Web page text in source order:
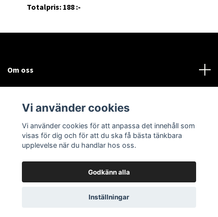
Totalpris: 188 :-
Om oss
Sociala medier
© 2026 Bodega Partybutiken
Vi använder cookies
Vi använder cookies för att anpassa det innehåll som
visas för dig och för att du ska få bästa tänkbara
upplevelse när du handlar hos oss.
Godkänn alla
Inställningar